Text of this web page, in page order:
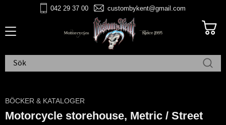
042 29 37 00 custombykent@gmail.com
BÖCKER & KATALOGER
Motorcycle storehouse, Metric / Street